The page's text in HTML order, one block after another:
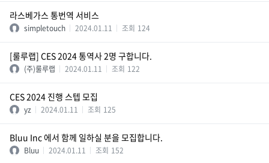
라스베가스 통번역 서비스
simpletouch 2024.01.11 조회 124
[룰루랩] CES 2024 통역사 2명 구합니다.
(주)룰루랩 2024.01.11 조회 122
CES 2024 진행 스텝 모집
yz 2024.01.11 조회 125
Bluu Inc 에서 함께 일하실 분을 모집합니다.
Bluu 2024.01.11 조회 152